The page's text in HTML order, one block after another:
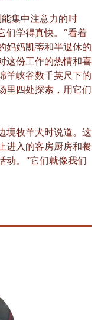
集中注意力的时
们学得真快。”看着
妈妈凯蒂和半退休的
这份工作的热情和喜
羊峡谷数千英尺下的
里四处探索，用它们
境牧羊犬时说道。这
进入的客房厨房和餐
。“它们就像我们